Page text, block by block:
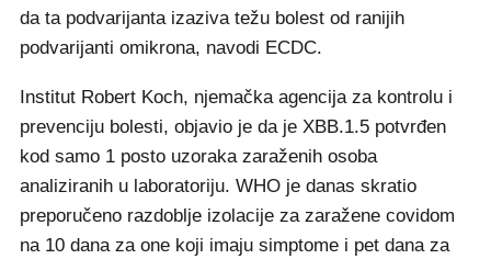
da ta podvarijanta izaziva težu bolest od ranijih
podvarijanti omikrona, navodi ECDC.
Institut Robert Koch, njemačka agencija za kontrolu i
prevenciju bolesti, objavio je da je XBB.1.5 potvrđen
kod samo 1 posto uzoraka zaraženih osoba
analiziranih u laboratoriju. WHO je danas skratio
preporučeno razdoblje izolacije za zaražene covidom
na 10 dana za one koji imaju simptome i pet dana za